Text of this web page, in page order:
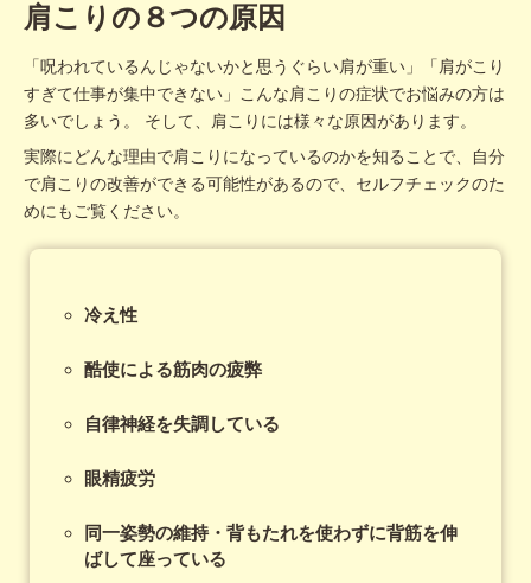
肩こりの８つの原因
「呪われているんじゃないかと思うぐらい肩が重い」「肩がこり
すぎて仕事が集中できない」こんな肩こりの症状でお悩みの方は
多いでしょう。 そして、肩こりには様々な原因があります。
実際にどんな理由で肩こりになっているのかを知ることで、自分
で肩こりの改善ができる可能性があるので、セルフチェックのた
めにもご覧ください。
冷え性
酷使による筋肉の疲弊
自律神経を失調している
眼精疲労
同一姿勢の維持・背もたれを使わずに背筋を伸
ばして座っている